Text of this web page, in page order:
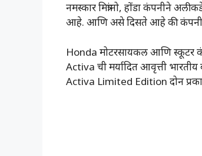
नमस्कार मित्रांनो, होंडा कंपनीने
आहे. आणि असे दिसते आहे की
Honda मोटरसायकल आणि स्कूटर
Activa ची मर्यादित आवृत्ती
Activa Limited Edition दोन